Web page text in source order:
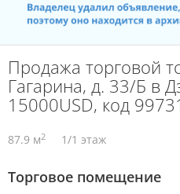
Продажа торговой
Гагарина, д. 33/Б в
15000USD, код
87.9 м2 1/1 этаж
Торговое помещение